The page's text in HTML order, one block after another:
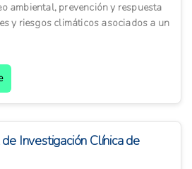
ambiental, prevención y respuesta
y riesgos climáticos asociados a un
Investigación Clínica de